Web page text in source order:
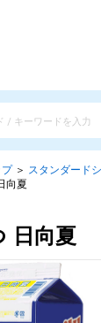
ろ使える汎用シ
＞ スタンダード
向夏
日向夏